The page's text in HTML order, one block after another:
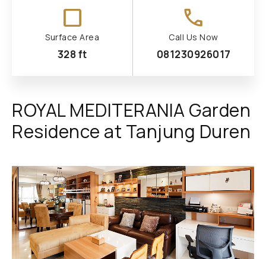
check_box_outline_blank
Surface Area
328 ft
call
Call Us Now
081230926017
ROYAL MEDITERANIA Garden
Residence at Tanjung Duren